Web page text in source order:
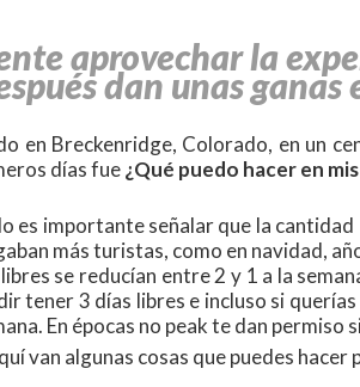
aprovechar la
dan unas ganas
en Breckenridge, Colorado, en un
días fue¿Qué puedo hacer en
es importante señalar que la cantidad
más turistas, como en navidad,
se reducían entre 2 y 1 a la
tener 3 días libres e incluso si
En épocas no peak te dan permiso
van algunas cosas que puedes